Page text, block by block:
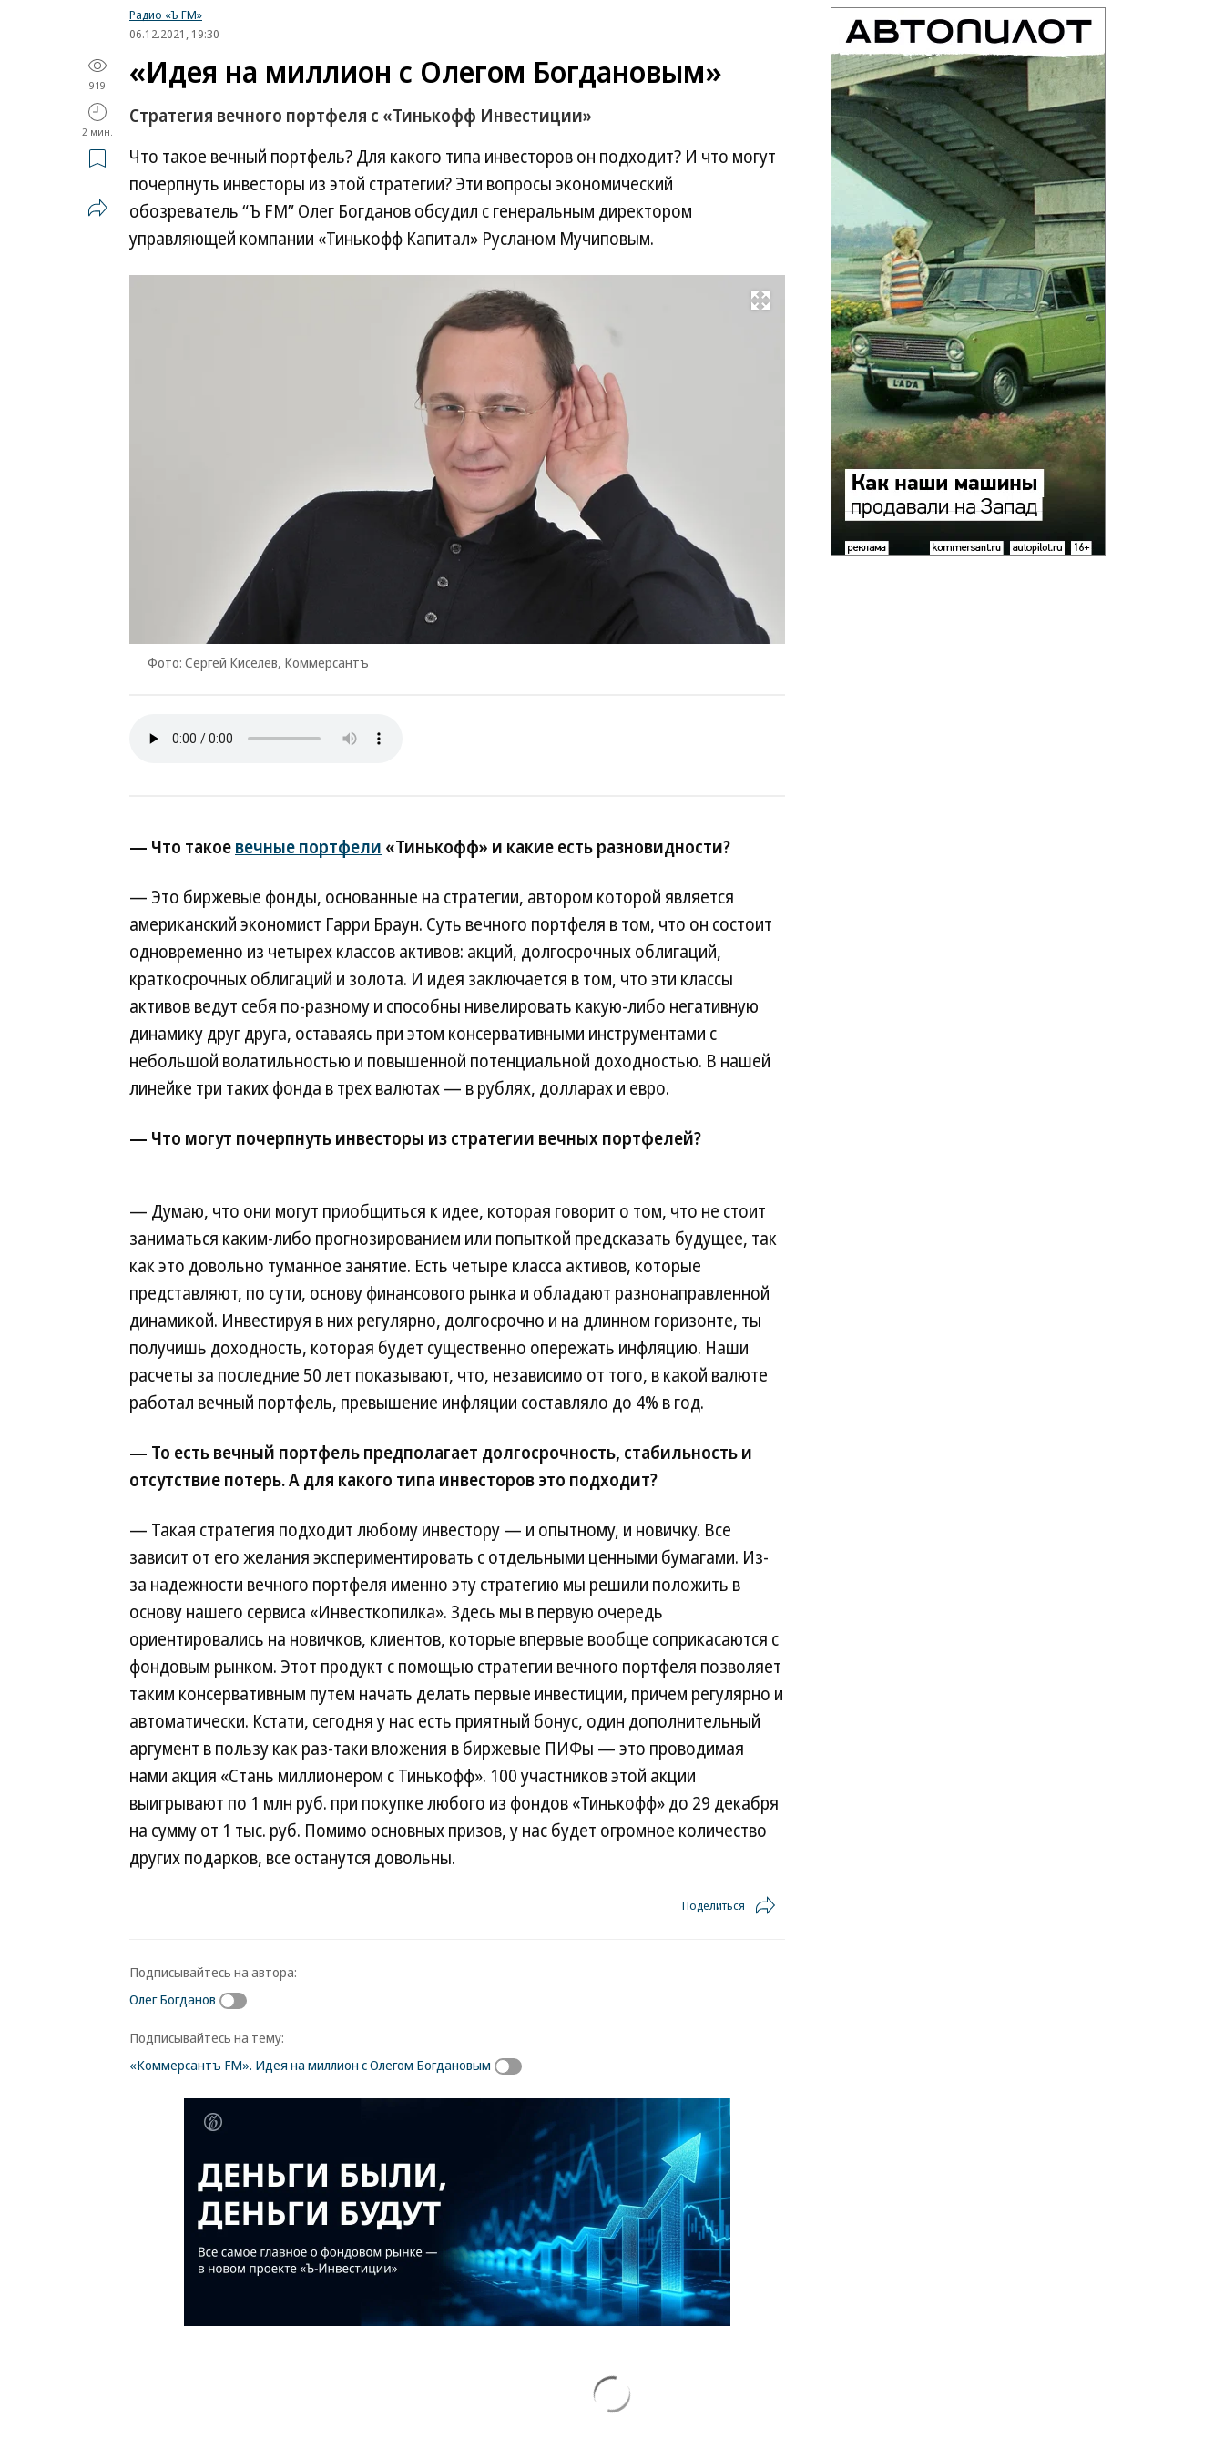
Радио «Ъ FM»
06.12.2021, 19:30
919
2 мин.
«Идея на миллион с Олегом Богдановым»
Стратегия вечного портфеля с «Тинькофф Инвестиции»
Что такое вечный портфель? Для какого типа инвесторов он подходит? И что могут
почерпнуть инвесторы из этой стратегии? Эти вопросы экономический
обозреватель “Ъ FM” Олег Богданов обсудил с генеральным директором
управляющей компании «Тинькофф Капитал» Русланом Мучиповым.
Развернуть на весь экран
Фото: Сергей Киселев, Коммерсантъ
Фото:
Сергей
Киселев,
Коммерсантъ
— Что такоевечные портфели «Тинькофф» и какие есть разновидности?
— Это биржевые фонды, основанные на стратегии, автором которой является
американский экономист Гарри Браун. Суть вечного портфеля в том, что он состоит
одновременно из четырех классов активов: акций, долгосрочных облигаций,
краткосрочных облигаций и золота. И идея заключается в том, что эти классы
активов ведут себя по-разному и способны нивелировать какую-либо негативную
динамику друг друга, оставаясь при этом консервативными инструментами с
небольшой волатильностью и повышенной потенциальной доходностью. В нашей
линейке три таких фонда в трех валютах — в рублях, долларах и евро.
— Что могут почерпнуть инвесторы из стратегии вечных портфелей?
— Думаю, что они могут приобщиться к идее, которая говорит о том, что не стоит
заниматься каким-либо прогнозированием или попыткой предсказать будущее, так
как это довольно туманное занятие. Есть четыре класса активов, которые
представляют, по сути, основу финансового рынка и обладают разнонаправленной
динамикой. Инвестируя в них регулярно, долгосрочно и на длинном горизонте, ты
получишь доходность, которая будет существенно опережать инфляцию. Наши
расчеты за последние 50 лет показывают, что, независимо от того, в какой валюте
работал вечный портфель, превышение инфляции составляло до 4% в год.
— То есть вечный портфель предполагает долгосрочность, стабильность и
отсутствие потерь. А для какого типа инвесторов это подходит?
— Такая стратегия подходит любому инвестору — и опытному, и новичку. Все
зависит от его желания экспериментировать с отдельными ценными бумагами. Из-
за надежности вечного портфеля именно эту стратегию мы решили положить в
основу нашего сервиса «Инвесткопилка». Здесь мы в первую очередь
ориентировались на новичков, клиентов, которые впервые вообще соприкасаются с
фондовым рынком. Этот продукт с помощью стратегии вечного портфеля позволяет
таким консервативным путем начать делать первые инвестиции, причем регулярно и
автоматически. Кстати, сегодня у нас есть приятный бонус, один дополнительный
аргумент в пользу как раз-таки вложения в биржевые ПИФы — это проводимая
нами акция «Стань миллионером с Тинькофф». 100 участников этой акции
выигрывают по 1 млн руб. при покупке любого из фондов «Тинькофф» до 29 декабря
на сумму от 1 тыс. руб. Помимо основных призов, у нас будет огромное количество
других подарков, все останутся довольны.
Поделиться
Подписывайтесь на автора:
Олег Богданов
Подписывайтесь на тему:
«Коммерсантъ FM». Идея на миллион с Олегом Богдановым